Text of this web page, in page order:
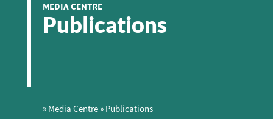
MEDIA CENTRE
Publications
» Media Centre » Publications